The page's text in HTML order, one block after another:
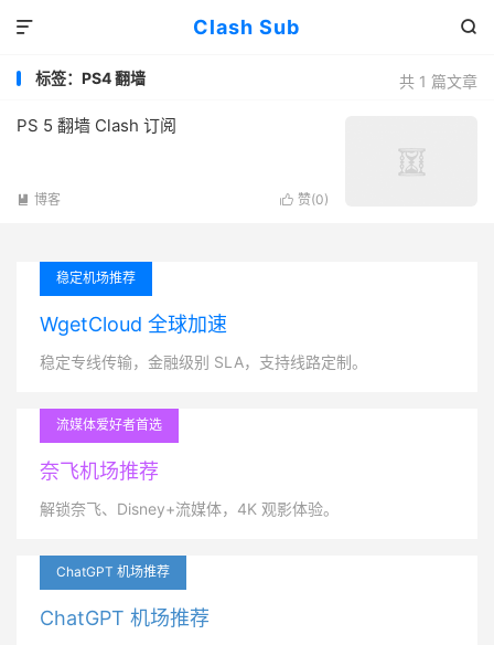
Clash Sub 

共 1 篇文章
标签：PS4 翻墙
PS 5 翻墙 Clash 订阅
 赞(0)
 博客
稳定机场推荐
WgetCloud 全球加速
稳定专线传输，金融级别 SLA，支持线路定制。
流媒体爱好者首选
奈飞机场推荐
解锁奈飞、Disney+流媒体，4K 观影体验。
ChatGPT 机场推荐
ChatGPT 机场推荐